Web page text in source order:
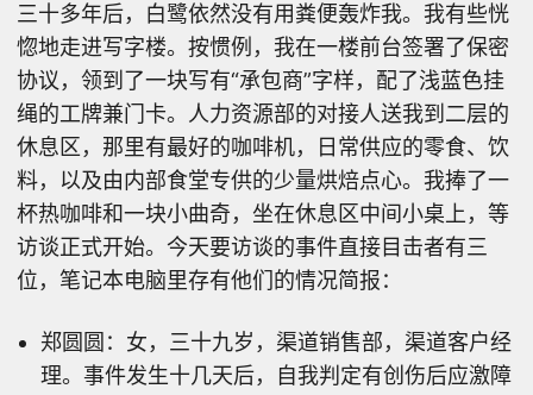
三十多年后，白鹭依然没有用粪便轰炸我。我有些恍
惚地走进写字楼。按惯例，我在一楼前台签署了保密
协议，领到了一块写有“承包商”字样，配了浅蓝色挂
绳的工牌兼门卡。人力资源部的对接人送我到二层的
休息区，那里有最好的咖啡机，日常供应的零食、饮
料，以及由内部食堂专供的少量烘焙点心。我捧了一
杯热咖啡和一块小曲奇，坐在休息区中间小桌上，等
访谈正式开始。今天要访谈的事件直接目击者有三
位，笔记本电脑里存有他们的情况简报：
郑圆圆：女，三十九岁，渠道销售部，渠道客户经
理。事件发生十几天后，自我判定有创伤后应激障